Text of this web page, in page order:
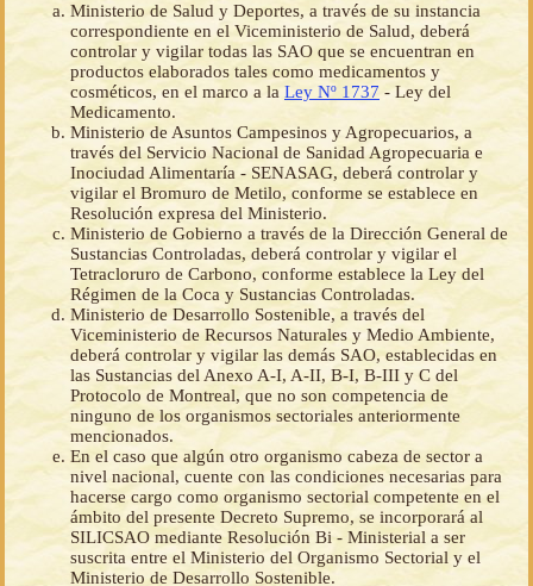
Ministerio de Salud y Deportes, a través de su instancia
correspondiente en el Viceministerio de Salud, deberá
controlar y vigilar todas las SAO que se encuentran en
productos elaborados tales como medicamentos y
cosméticos, en el marco a laLey Nº 1737 - Ley del
Medicamento.
Ministerio de Asuntos Campesinos y Agropecuarios, a
través del Servicio Nacional de Sanidad Agropecuaria e
Inociudad Alimentaría - SENASAG, deberá controlar y
vigilar el Bromuro de Metilo, conforme se establece en
Resolución expresa del Ministerio.
Ministerio de Gobierno a través de la Dirección General de
Sustancias Controladas, deberá controlar y vigilar el
Tetracloruro de Carbono, conforme establece la Ley del
Régimen de la Coca y Sustancias Controladas.
Ministerio de Desarrollo Sostenible, a través del
Viceministerio de Recursos Naturales y Medio Ambiente,
deberá controlar y vigilar las demás SAO, establecidas en
las Sustancias del Anexo A-I, A-II, B-I, B-III y C del
Protocolo de Montreal, que no son competencia de
ninguno de los organismos sectoriales anteriormente
mencionados.
En el caso que algún otro organismo cabeza de sector a
nivel nacional, cuente con las condiciones necesarias para
hacerse cargo como organismo sectorial competente en el
ámbito del presente Decreto Supremo, se incorporará al
SILICSAO mediante Resolución Bi - Ministerial a ser
suscrita entre el Ministerio del Organismo Sectorial y el
Ministerio de Desarrollo Sostenible.